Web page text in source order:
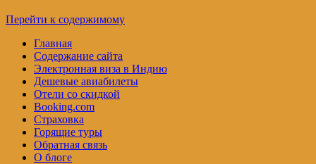
Перейти к содержимому
Главная
Содержание сайта
Электронная виза в Индию
Дешевые авиабилеты
Отели со скидкой
Booking.com
Страховка
Горящие туры
Обратная связь
О блоге